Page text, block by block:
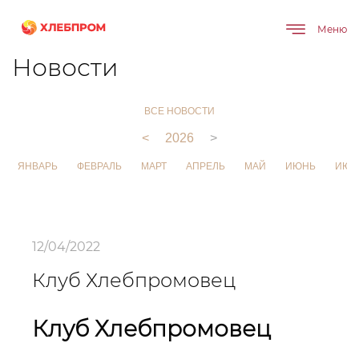
Меню
Главная О компании
Новости
ВСЕ НОВОСТИ
< 2026 >
ЯНВАРЬ ФЕВРАЛЬ МАРТ АПРЕЛЬ МАЙ ИЮНЬ
12/04/2022
Клуб Хлебпромовец
Клуб Хлебпромовец